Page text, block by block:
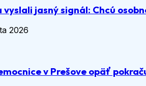
vyslali jasný signál: Chcú
2026
v Prešove opäť